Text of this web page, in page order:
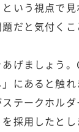
いう視点で
だと気付く
げましょう。
にあると触
テークホル
採用したと